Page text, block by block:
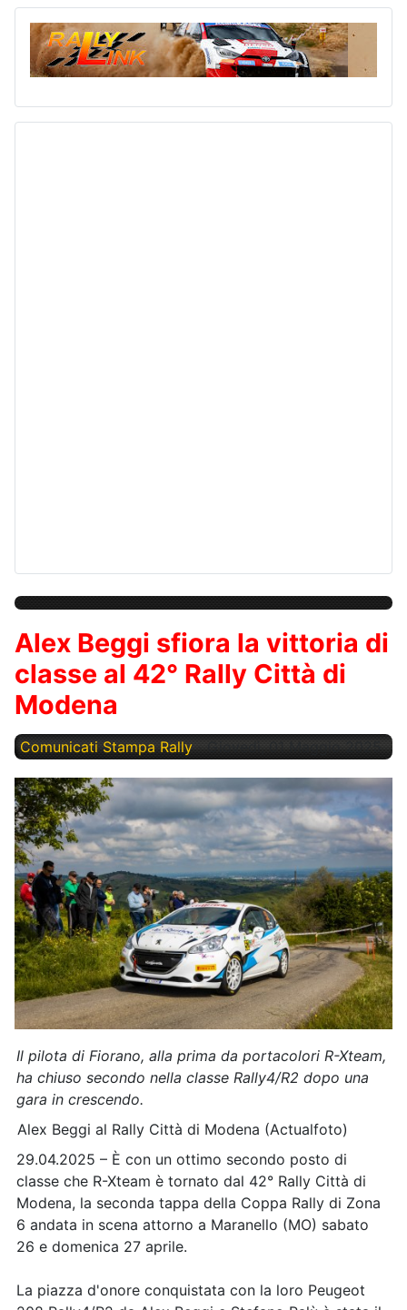
Alex Beggi sfiora la vittoria di
classe al 42° Rally Città di
Modena
Comunicati Stampa Rally Giovedì, 01 Maggio 2025
Il pilota di Fiorano, alla prima da portacolori R-Xteam,
ha chiuso secondo nella classe Rally4/R2 dopo una
gara in crescendo.
Alex Beggi al Rally Città di Modena (Actualfoto)
29.04.2025 – È con un ottimo secondo posto di
classe che R-Xteam è tornato dal 42° Rally Città di
Modena, la seconda tappa della Coppa Rally di Zona
6 andata in scena attorno a Maranello (MO) sabato
26 e domenica 27 aprile.
La piazza d'onore conquistata con la loro Peugeot